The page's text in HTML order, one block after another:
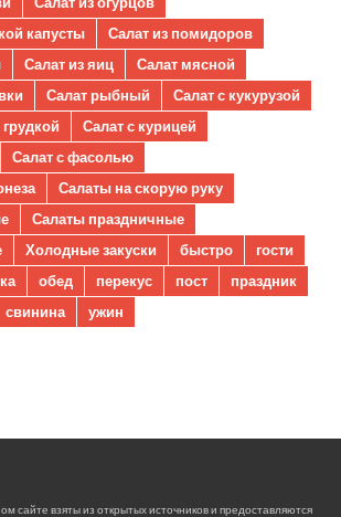
капусты
Салат из помидоров
Салат из яиц
Салат мясной
Салат рыбный
Салат с кукурузой
Салат с курицей
Салат с фасолью
Салаты на скорую руку
Салаты праздничные
Холодные закуски быстро
гости
обед перекус пост
праздник
свинина ужин
сайте взяты из открытых источников и предоставляются